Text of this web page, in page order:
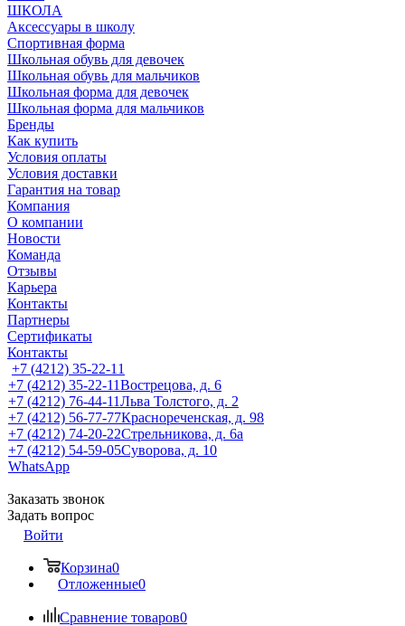
ШКОЛА
Аксессуары в школу
Спортивная форма
Школьная обувь для девочек
Школьная обувь для мальчиков
Школьная форма для девочек
Школьная форма для мальчиков
Бренды
Как купить
Условия оплаты
Условия доставки
Гарантия на товар
Компания
О компании
Новости
Команда
Отзывы
Карьера
Контакты
Партнеры
Сертификаты
Контакты
+7 (4212) 35-22-11
+7 (4212) 35-22-11Вострецова, д. 6
+7 (4212) 76-44-11Льва Толстого, д. 2
+7 (4212) 56-77-77Краснореченская, д. 98
+7 (4212) 74-20-22Стрельникова, д. 6а
+7 (4212) 54-59-05Суворова, д. 10
WhatsApp
Заказать звонок
Задать вопрос
Войти
Корзина0
Отложенные0
Сравнение товаров0